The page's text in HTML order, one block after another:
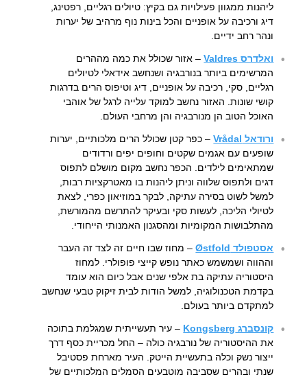
ליהנות ממגוון פעילויות גם בקיץ: טיולים רגליים, רפטינג,
דיג ורכיבה על אופניים והכל בינות נוף מרהיב של יערות
ונהר רחב ידיים.
ואלדרס Valdres
– אזור שכולל את כמה מההרים
המרשימים ביותר בנורבגיה ושנחשב אידאלי לטיולים
רגליים, סקי, רכיבה על אופניים, דיג וטיפוס הרים בדרגות
קושי שונות. האזור נחשב למוקד עלייה לרגל של אוהבי
האוכל הטוב הן מנורבגיה והן מרחבי העולם.
ורודאל Vrådal
– כפר קטן שכולל הרים מלכותיים, יערות
שופעים עם אגמים שקטים וחופים יפים ורדודים
שמתאימים לילדים. הכפר נחשב מקום מושלם לתפוס
דגים ולתפוס שלווה וניתן ליהנות בו מאטרקציות רבות,
למשל לשוט בסירה עתיקה, לבקר במוזיאון כפרי, לצאת
לטיולי הליכה, לעשות סקי ובעיקר להתרשם מהמורשת,
מהתלבושות המקומיות ומהסגנון האמנותי הייחודי.
אסטפולד Østfold
– מחוז שבו חיים זה לצד זה העבר
וההווה ושמשמש כאתר נופש קייצי פופולרי. למחוז
היסטוריה עתיקה בת אלפי שנים אבל כיום הוא עומד
בקדמת הטכנולוגיה, למשל הודות לבית זיקוק טבעי שנחשב
למתקדם ביותר בעולם.
קונסברג Kongsberg
– עיר תעשייתית שמגלמת בתוכה
את ההיסטוריה של נורבגיה כולה – החל מכריית כסף דרך
ייצור נשק וכלה בתעשיית הייטק. העיר מארחת פסטיבל
שנתי ובהרים שסביבה מוטבעים הסמלים המלכותיים של